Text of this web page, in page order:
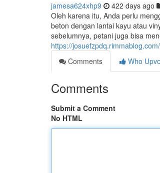
jamesa624xhp9 422 days ago
Oleh karena itu, Anda perlu
beton dengan lantai kayu atau
sebelumnya, petani juga bisa
https://
Comments
Who
Comments
Submit a Comment
No HTML